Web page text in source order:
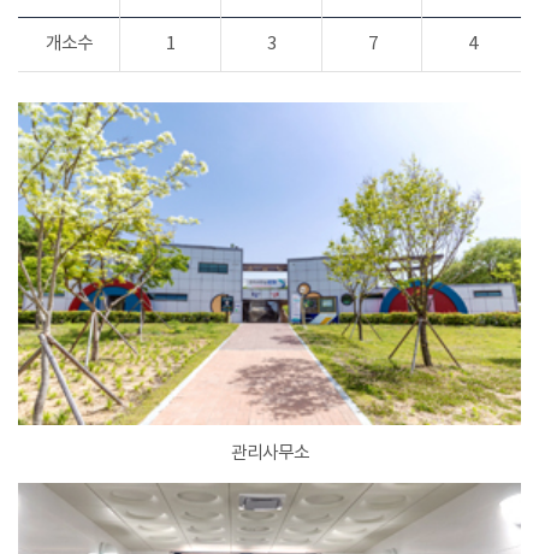
개소수 1 3 7 4
관리사무소